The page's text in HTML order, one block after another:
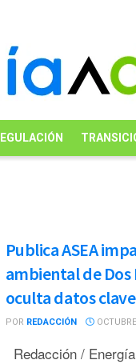
Publica ASEA
ambiental de Dos
oculta datos clave
POR REDACCIÓN
Redacción /